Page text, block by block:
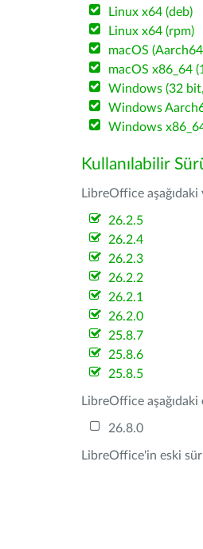
Linux x64 (deb)
Linux x64 (rpm)
macOS
macOS x86_64
Windows (32
Windows
Windows
Kullanılabilir
LibreOffice aşağıdaki
26.2.5
26.2.4
26.2.3
26.2.2
26.2.1
26.2.0
25.8.7
25.8.6
25.8.5
LibreOffice aşağıdaki
26.8.0
LibreOffice'in eski